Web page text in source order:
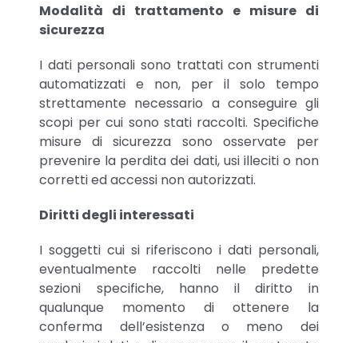
Modalità di trattamento e misure di
sicurezza
I dati personali sono trattati con strumenti
automatizzati e non, per il solo tempo
strettamente necessario a conseguire gli
scopi per cui sono stati raccolti. Specifiche
misure di sicurezza sono osservate per
prevenire la perdita dei dati, usi illeciti o non
corretti ed accessi non autorizzati.
Diritti degli interessati
I soggetti cui si riferiscono i dati personali,
eventualmente raccolti nelle predette
sezioni specifiche, hanno il diritto in
qualunque momento di ottenere la
conferma dell’esistenza o meno dei